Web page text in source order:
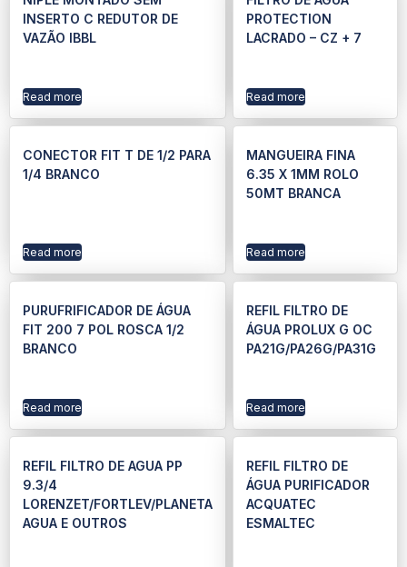
INSERTO C REDUTOR DE
VAZÃO IBBL
Read more
PROTECTION
LACRADO – CZ + 7
Read more
CONECTOR FIT T DE 1/2 PARA
1/4 BRANCO
Read more
MANGUEIRA FINA
6.35 X 1MM ROLO
50MT BRANCA
Read more
PURUFRIFICADOR DE ÁGUA
FIT 200 7 POL ROSCA 1/2
BRANCO
Read more
REFIL FILTRO DE
ÁGUA PROLUX G OC
PA21G/PA26G/PA31G
Read more
REFIL FILTRO DE AGUA PP
9.3/4
LORENZET/FORTLEV/PLANETA
AGUA E OUTROS
REFIL FILTRO DE
ÁGUA PURIFICADOR
ACQUATEC
ESMALTEC